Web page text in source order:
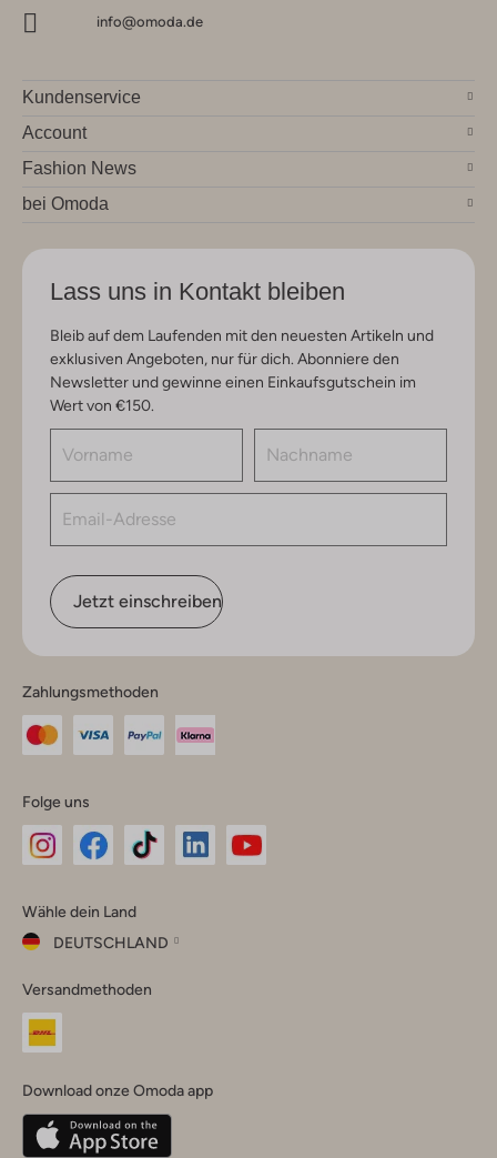
info@omoda.de
Kundenservice
Account
Fashion News
bei Omoda
Lass uns in Kontakt bleiben
Bleib auf dem Laufenden mit den neuesten Artikeln und
exklusiven Angeboten, nur für dich. Abonniere den
Newsletter und gewinne einen Einkaufsgutschein im
Wert von €150.
Jetzt einschreiben
Zahlungsmethoden
Folge uns
Instagram
Facebook
TikTok
Wähle dein Land
DEUTSCHLAND
dein
Land
Belgique(Français)
Deutschland
Versandmethoden
Download onze Omoda app